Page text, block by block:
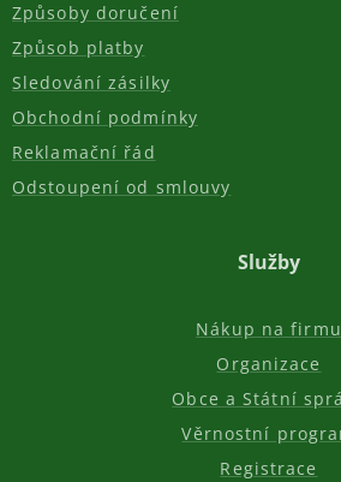
Způsoby doručení
Způsob platby
Sledování zásilky
Obchodní podmínky
Reklamační řád
Odstoupení od smlouvy
Služby
Nákup na firmu
Organizace
Obce a Státní
Věrnostní
Registrace